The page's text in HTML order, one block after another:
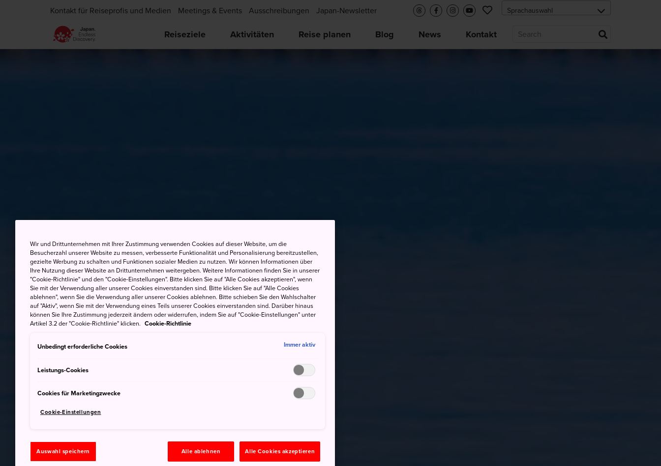
Kontakt für Reiseprofis und Medien Meetings & Events Ausschreibungen Japan-Newsletter
Reiseziele Aktivitäten Reise planen Blog News Kontakt
Wir und Drittunternehmen mit Ihrer Zustimmung verwenden Cookies auf dieser Website, um die
Besucherzahl unserer Website zu messen, verbesserte Funktionalität und Personalisierung bereitzustellen,
gezielte Werbung zu schalten und Funktionen sozialer Medien zu nutzen. Wir können Informationen über
Ihre Nutzung dieser Website an Drittunternehmen weitergeben. Weitere Informationen finden Sie in unserer
"Cookie-Richtlinie" und den "Cookie-Einstellungen". Bitte klicken Sie auf "Alle Cookies akzeptieren", wenn
Sie mit der Verwendung aller unserer Cookies einverstanden sind. Bitte klicken Sie auf "Alle Cookies
ablehnen", wenn Sie die Verwendung aller unserer Cookies ablehnen. Bitte schieben Sie den Wahlschalter
auf "Aktiv", wenn Sie mit der Verwendung eines Teils unserer Cookies einverstanden sind. Darüber hinaus
können Sie Ihre Zustimmung jederzeit ändern oder widerrufen, indem Sie auf "Cookie-Einstellungen" unter
Artikel 3.2 der "Cookie-Richtlinie" klicken. Cookie-Richtlinie
Unbedingt erforderliche Cookies Immer aktiv
Leistungs-Cookies
Cookies für Marketingzwecke
Cookie-Einstellungen
Auswahl speichern Alle ablehnen Alle Cookies akzeptieren